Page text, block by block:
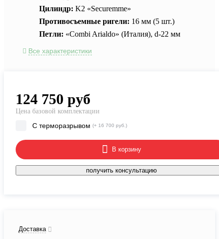
Цилиндр: K2 «Securemme»
Противосъемные ригели: 16 мм (5 шт.)
Петли: «Combi Arialdo» (Италия), d-22 мм
Все характеристики
124 750 руб
Цена базовой комплектации
С терморазрывом (+ 16 700 руб.)
В корзину
получить консультацию
Доставка